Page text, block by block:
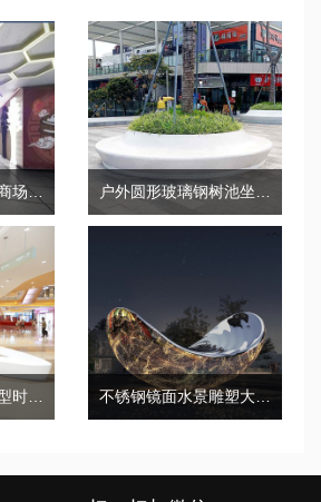
萝岗商业万达广场商场美陈设计制作 户外圆形玻璃钢树池坐凳景观公园广场花坛坐凳
玻璃钢座椅海豚造型时尚休闲椅个性化艺术长凳 不锈钢镜面水景雕塑大号异形园林景观摆件